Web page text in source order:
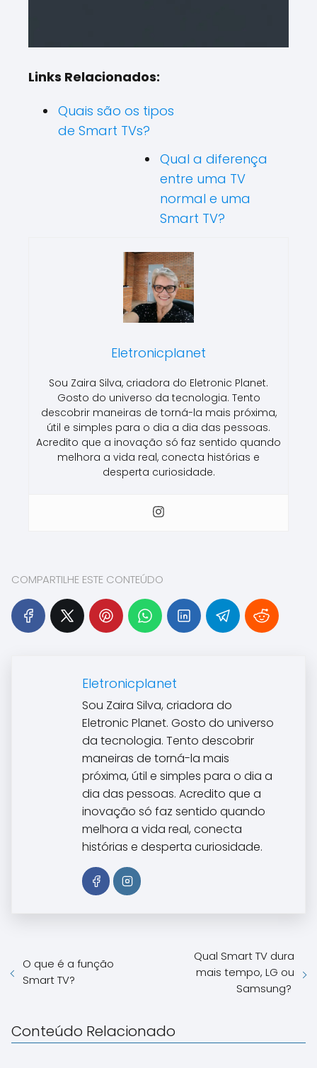
Links Relacionados:
Quais são os tipos
de Smart TVs?
Qual a diferença
entre uma TV
normal e uma
Smart TV?
Eletronicplanet
Sou Zaira Silva, criadora do Eletronic Planet.
Gosto do universo da tecnologia. Tento
descobrir maneiras de torná-la mais próxima,
útil e simples para o dia a dia das pessoas.
Acredito que a inovação só faz sentido quando
melhora a vida real, conecta histórias e
desperta curiosidade.
COMPARTILHE ESTE CONTEÚDO
Eletronicplanet
Sou Zaira Silva, criadora do
Eletronic Planet. Gosto do universo
da tecnologia. Tento descobrir
maneiras de torná-la mais
próxima, útil e simples para o dia a
dia das pessoas. Acredito que a
inovação só faz sentido quando
melhora a vida real, conecta
histórias e desperta curiosidade.
O que é a função
Smart TV?
Qual Smart TV dura
mais tempo, LG ou
Samsung?
Conteúdo Relacionado